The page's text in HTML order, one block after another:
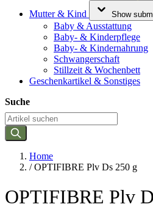
Mutter & Kind
Show
Baby & Ausstattung
Baby- & Kinderpflege
Baby- & Kindernahrung
Schwangerschaft
Stillzeit & Wochenbett
Geschenkartikel & Sonstiges
Suche
Home
/ OPTIFIBRE Plv Ds 250 g
OPTIFIBRE Plv